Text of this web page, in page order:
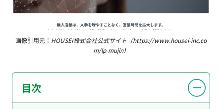
画像引用元： HOUSEI株式会社公式サイト（https://www.housei-inc.co
m/lp-mujin）
目次